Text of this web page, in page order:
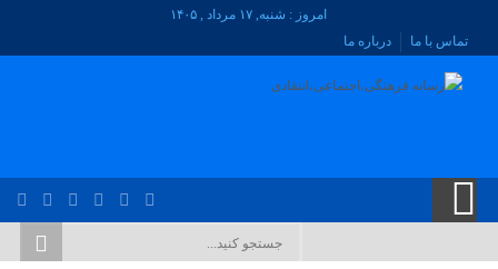
امروز : شنبه, ۱۷ مرداد , ۱۴۰۵
تماس با ما
درباره ما